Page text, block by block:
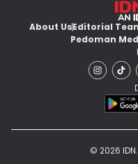
About UsEditorial
Pedoman
© 2026